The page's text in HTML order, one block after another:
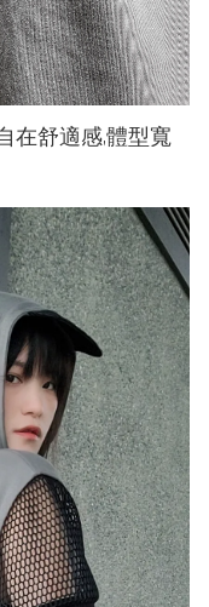
在舒適感,體型寬